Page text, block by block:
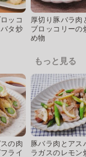
ッコ
タ炒
厚切り豚バラ肉
ブロッコリーの
め物
もっと見る
の肉
ライ
豚バラ肉とアス
ラガスのレモン